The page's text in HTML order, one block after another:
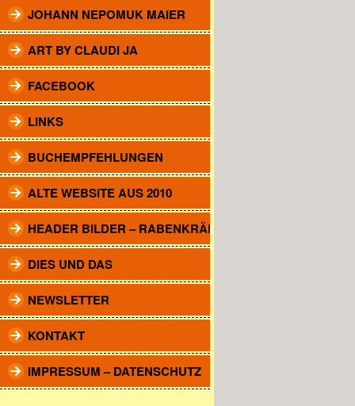
JOHANN NEPOMUK MAIER
ART BY CLAUDI JA
FACEBOOK
LINKS
BUCHEMPFEHLUNGEN
ALTE WEBSITE AUS 2010
HEADER BILDER – RABENKRÄHEN
DIES UND DAS
NEWSLETTER
KONTAKT
IMPRESSUM – DATENSCHUTZ